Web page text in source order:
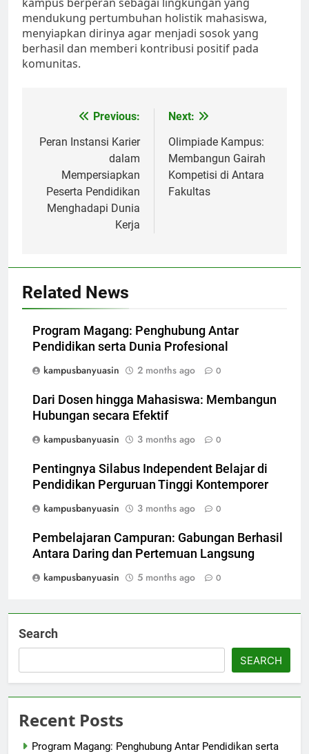
mendukung pertumbuhan holistik mahasiswa,
menyiapkan dirinya agar menjadi sosok yang
berhasil dan memberi kontribusi positif pada
komunitas.
navigation
Previous:
Peran Instansi Karier
dalam
Mempersiapkan
Peserta Pendidikan
Menghadapi Dunia
Kerja
Next:
Olimpiade Kampus:
Membangun Gairah
Kompetisi di Antara
Fakultas
Related News
Program Magang: Penghubung Antar
Pendidikan serta Dunia Profesional
kampusbanyuasin
2 months ago 0
Dari Dosen hingga Mahasiswa: Membangun
Hubungan secara Efektif
kampusbanyuasin
3 months ago 0
Pentingnya Silabus Independent Belajar di
Pendidikan Perguruan Tinggi Kontemporer
kampusbanyuasin
3 months ago 0
Pembelajaran Campuran: Gabungan Berhasil
Antara Daring dan Pertemuan Langsung
kampusbanyuasin
5 months ago 0
Search
SEARCH
Recent Posts
Program Magang: Penghubung Antar Pendidikan serta